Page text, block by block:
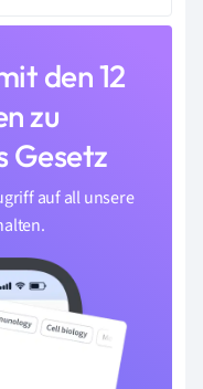
den 12
zu
Gesetz
auf all unsere